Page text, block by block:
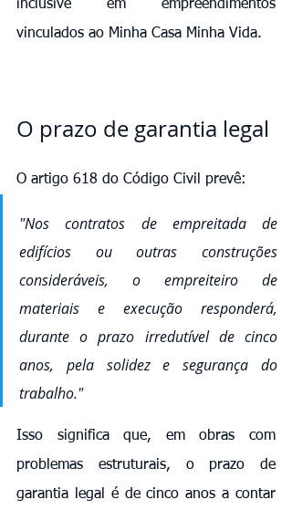
inclusive em empreendimentos
vinculados ao Minha Casa Minha Vida.
O prazo de garantia legal
O artigo 618 do Código Civil prevê:
"Nos contratos de empreitada de
edifícios ou outras construções
consideráveis, o empreiteiro de
materiais e execução responderá,
durante o prazo irredutível de cinco
anos, pela solidez e segurança do
trabalho."
Isso significa que, em obras com
problemas estruturais, o prazo de
garantia legal é de cinco anos a contar